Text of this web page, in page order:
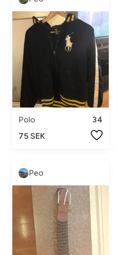
Polo
34
75 SEK
Peo